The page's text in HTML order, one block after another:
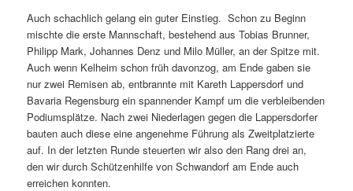
Auch schachlich gelang ein guter Einstieg. Schon zu Beginn
mischte die erste Mannschaft, bestehend aus Tobias Brunner,
Philipp Mark, Johannes Denz und Milo Müller, an der Spitze mit.
Auch wenn Kelheim schon früh davonzog, am Ende gaben sie
nur zwei Remisen ab, entbrannte mit Kareth Lappersdorf und
Bavaria Regensburg ein spannender Kampf um die verbleibenden
Podiumsplätze. Nach zwei Niederlagen gegen die Lappersdorfer
bauten auch diese eine angenehme Führung als Zweitplatzierte
auf. In der letzten Runde steuerten wir also den Rang drei an,
den wir durch Schützenhilfe von Schwandorf am Ende auch
erreichen konnten.